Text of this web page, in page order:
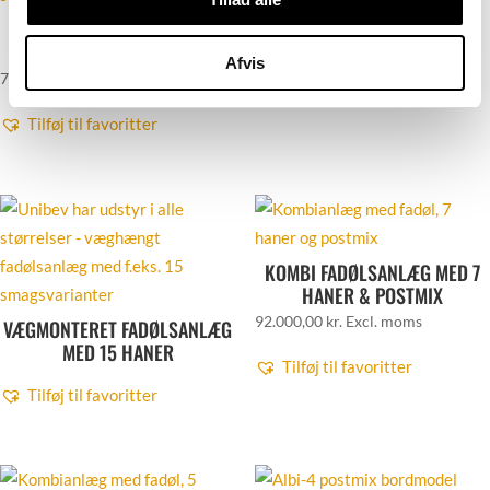
Afvis
SODAVANDSANLÆG TIL
70.285,00
Tilføj til favoritter
21.800,00kr.Excl. moms
VÆGMONTERET FADØLSANLÆG
MED 15 HANER
Tilføj til favoritter
KOMBI FADØLSANLÆG MED 7
HANER & POSTMIX
92.000,00 kr. Excl. moms
Tilføj til favoritter